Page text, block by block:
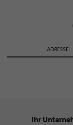
ADRESSE
Ihr